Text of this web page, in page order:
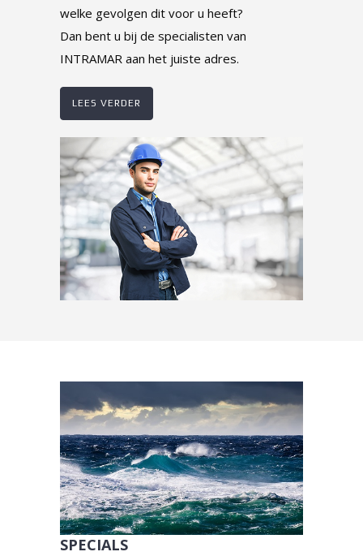
welke gevolgen dit voor u heeft?
Dan bent u bij de specialisten van
INTRAMAR aan het juiste adres.
LEES VERDER
SPECIALS